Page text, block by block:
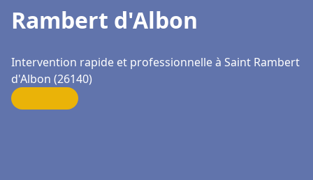
Rambert d'Albon
Intervention rapide et professionnelle à Saint Rambert
d'Albon (26140)